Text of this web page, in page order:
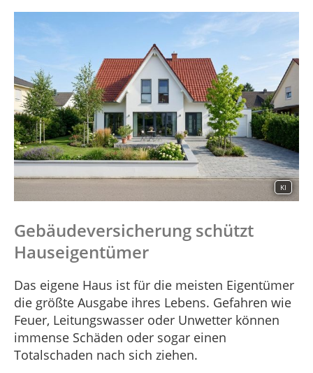
KI
Gebäudeversicherung schützt
Hauseigentümer
Das eigene Haus ist für die meisten Eigentümer
die größte Ausgabe ihres Lebens. Gefahren wie
Feuer, Leitungswasser oder Unwetter können
immense Schäden oder sogar einen
Totalschaden nach sich ziehen.